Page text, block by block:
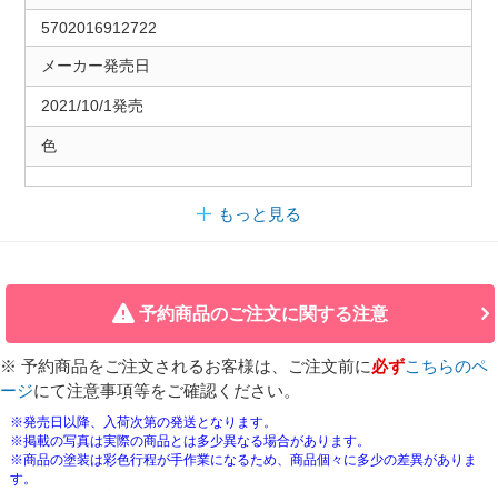
5702016912722
メーカー発売日
2021/10/1発売
色
もっと見る
予約商品のご注文に関する注意
※ 予約商品をご注文されるお客様は、ご注文前に必ずこちらのペ
ージにて注意事項等をご確認ください。
※発売日以降、入荷次第の発送となります。
※掲載の写真は実際の商品とは多少異なる場合があります。
※商品の塗装は彩色行程が手作業になるため、商品個々に多少の差異がありま
す。